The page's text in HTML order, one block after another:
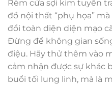
Rèm cửa sợi kim tuyến
đồ nội thất “phụ họa”
đổi toàn diện diện mạo
Đừng để không gian
điệu. Hãy thử thêm vào
cảm nhận được sự khác
buổi tối lung linh, mà là